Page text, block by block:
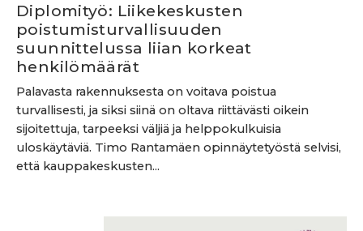
Diplomityö: Liikekeskusten
poistumisturvallisuuden
suunnittelussa liian korkeat
henkilömäärät
Palavasta rakennuksesta on voitava poistua
turvallisesti, ja siksi siinä on oltava riittävästi oikein
sijoitettuja, tarpeeksi väljiä ja helppokulkuisia
uloskäytäviä. Timo Rantamäen opinnäytetyöstä selvisi,
että kauppakeskusten...